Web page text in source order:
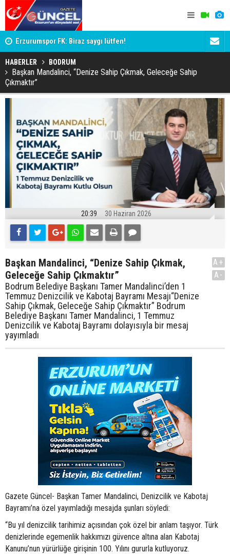
Erzurumspor FK: Biraz saygı lütfen! 'Bot
HABERLER BODRUM
Başkan Mandalinci, “Denize Sahip Çıkmak, Geleceğe Sahip
Çıkmaktır”
20:39 30 Haziran 2026
Başkan Mandalinci, “Denize Sahip Çıkmak,
Geleceğe Sahip Çıkmaktır”
Bodrum Belediye Başkanı Tamer Mandalinci’den 1
Temmuz Denizcilik ve Kabotaj Bayramı Mesajı“Denize
Sahip Çıkmak, Geleceğe Sahip Çıkmaktır” Bodrum
Belediye Başkanı Tamer Mandalinci, 1 Temmuz
Denizcilik ve Kabotaj Bayramı dolayısıyla bir mesaj
yayımladı
A+
A-
Gazete Güncel- Başkan Tamer Mandalinci, Denizcilik ve Kabotaj
Bayramı’na özel yayımladığı mesajda şunları söyledi:
“Bu yıl denizcilik tarihimiz açısından çok özel bir anlam taşıyor. Türk
denizlerinde egemenlik hakkımızı güvence altına alan Kabotaj
Kanunu’nun yürürlüğe girişinin 100. Yılını gururla kutluyoruz.